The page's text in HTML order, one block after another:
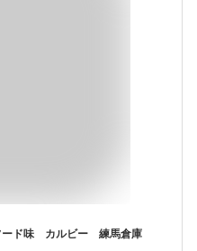
ード味 カルビー 練馬倉庫